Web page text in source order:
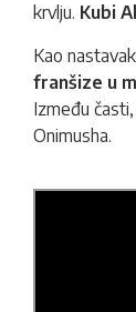
krvlju. Kubi
Kao
franšize u
Između
Onimusha.